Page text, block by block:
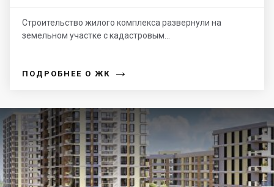
Строительство жилого комплекса развернули на
земельном участке с кадастровым...
ПОДРОБНЕЕ О ЖК →